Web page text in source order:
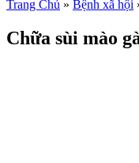
Trang Chủ » Bệnh xã hội
Chữa sùi mào